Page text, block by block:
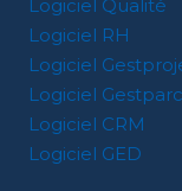
Logiciel Qualité
Logiciel RH
Logiciel
Logiciel Gestparc
Logiciel CRM
Logiciel GED